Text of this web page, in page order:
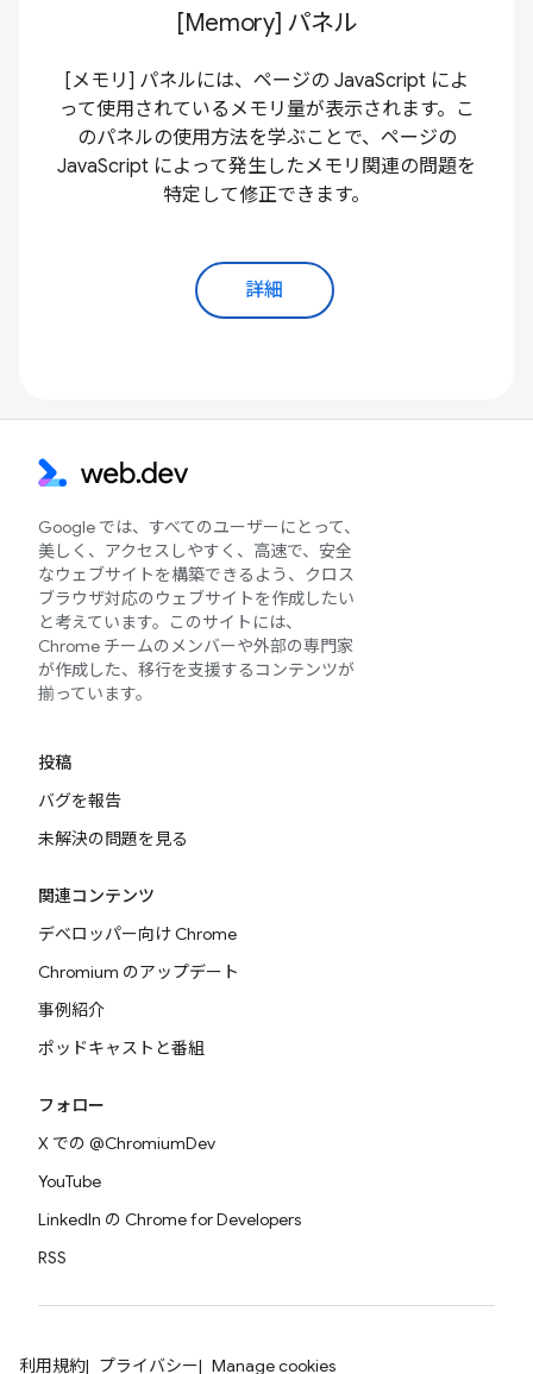
[Memory] パネル
[メモリ] パネルには、ページの JavaScript によ
って使用されているメモリ量が表示されます。こ
のパネルの使用方法を学ぶことで、ページの
JavaScript によって発生したメモリ関連の問題を
特定して修正できます。
詳細
Google では、すべてのユーザーにとって、
美しく、アクセスしやすく、高速で、安全
なウェブサイトを構築できるよう、クロス
ブラウザ対応のウェブサイトを作成したい
と考えています。このサイトには、
Chrome チームのメンバーや外部の専門家
が作成した、移行を支援するコンテンツが
揃っています。
投稿
バグを報告
未解決の問題を見る
関連コンテンツ
デベロッパー向け Chrome
Chromium のアップデート
事例紹介
ポッドキャストと番組
フォロー
X での @ChromiumDev
YouTube
LinkedIn の Chrome for Developers
RSS
利用規約 プライバシー Manage cookies